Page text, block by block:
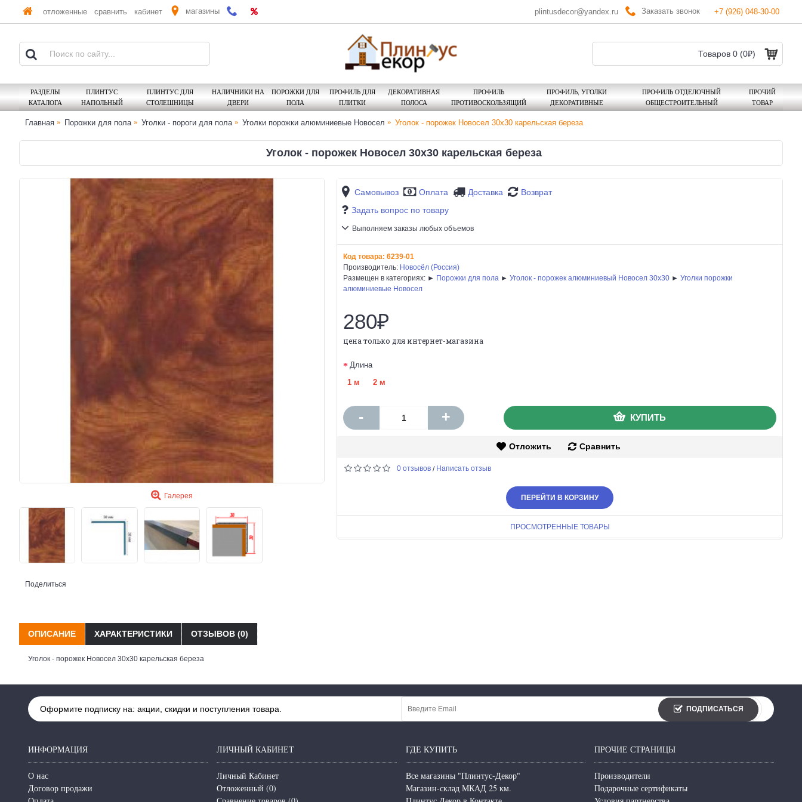
отложенные сравнить кабинет магазины plintusdecor@yandex.ru Заказать звонок +7 (926) 048-30-00
Товаров 0 (0₽)
РАЗДЕЛЫ
КАТАЛОГА
ПЛИНТУС
НАПОЛЬНЫЙ
ПЛИНТУС ДЛЯ
СТОЛЕШНИЦЫ
НАЛИЧНИКИ НА
ДВЕРИ
ПОРОЖКИ ДЛЯ
ПОЛА
ПРОФИЛЬ ДЛЯ
ПЛИТКИ
ДЕКОРАТИВНАЯ
ПОЛОСА
ПРОФИЛЬ
ПРОТИВОСКОЛЬЗЯЩИЙ
ПРОФИЛЬ, УГОЛКИ
ДЕКОРАТИВНЫЕ
ПРОФИЛЬ ОТДЕЛОЧНЫЙ
ОБЩЕСТРОИТЕЛЬНЫЙ
ПРОЧИЙ
ТОВАР
Главная Порожки для пола Уголки - пороги для пола Уголки порожки алюминиевые Новосел Уголок - порожек Новосел 30х30 карельская береза
Уголок - порожек Новосел 30х30 карельская береза
Галерея
Поделиться
Самовывоз Оплата Доставка
Возврат
Задать вопрос по товару
Выполняем заказы любых объемов
Код товара: 6239-01
Производитель: Новосёл (Россия)
Размещен в категориях: ► Порожки для пола ► Уголок - порожек алюминиевый Новосел 30х30 ► Уголки порожки
алюминиевые Новосел
280₽
цена только для интернет-магазина
Длина
1 м
2 м
- + КУПИТЬ
Отложить Сравнить
0 отзывов / Написать отзыв
ПЕРЕЙТИ В КОРЗИНУ
ПРОСМОТРЕННЫЕ ТОВАРЫ
ОПИСАНИЕ ХАРАКТЕРИСТИКИ ОТЗЫВОВ (0)
Уголок - порожек Новосел 30х30 карельская береза
Оформите подписку на: акции, скидки и поступления товара. ПОДПИСАТЬСЯ
ИНФОРМАЦИЯ
О нас
Договор продажи
ЛИЧНЫЙ КАБИНЕТ
Личный Кабинет
Отложенный (0)
ГДЕ КУПИТЬ
Все магазины "Плинтус-Декор"
Магазин-склад МКАД 25 км.
ПРОЧИЕ СТРАНИЦЫ
Производители
Подарочные сертификаты